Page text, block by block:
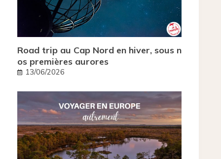
Road trip au Cap Nord en hiver, sous n
os premières aurores
13/06/2026